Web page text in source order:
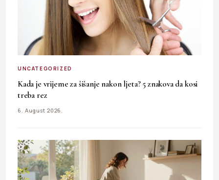
UNCATEGORIZED
Kada je vrijeme za šišanje nakon ljeta? 5 znakova da kosi
treba rez
6. August 2026.